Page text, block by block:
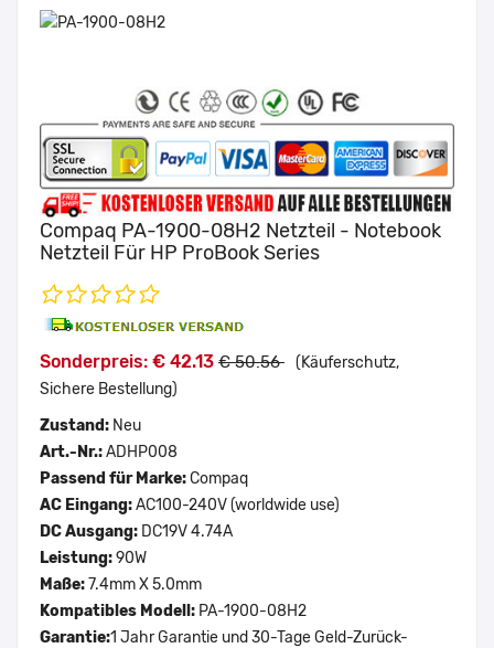
Compaq PA-1900-08H2 Netzteil - Notebook
Netzteil Für HP ProBook Series
Sonderpreis: € 42.13 € 50.56 (Käuferschutz,
Sichere Bestellung)
Zustand: Neu
Art.-Nr.:ADHP008
Passend für Marke:Compaq
AC Eingang:AC100-240V (worldwide use)
DC Ausgang: DC19V 4.74A
Leistung:90W
Maße:7.4mm X 5.0mm
Kompatibles Modell: PA-1900-08H2
Garantie:1 Jahr Garantie und 30-Tage Geld-Zurück-